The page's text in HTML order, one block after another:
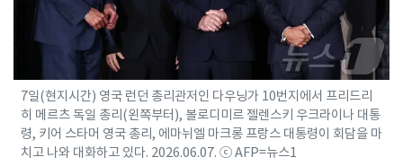
7일(현지시간) 영국 런던 총리관저인 다우닝가 10번지에서 프리드리
히 메르츠 독일 총리(왼쪽부터), 볼로디미르 젤렌스키 우크라이나 대통
령, 키어 스타머 영국 총리, 에마뉘엘 마크롱 프랑스 대통령이 회담을 마
치고 나와 대화하고 있다. 2026.06.07. ⓒ AFP=뉴스1